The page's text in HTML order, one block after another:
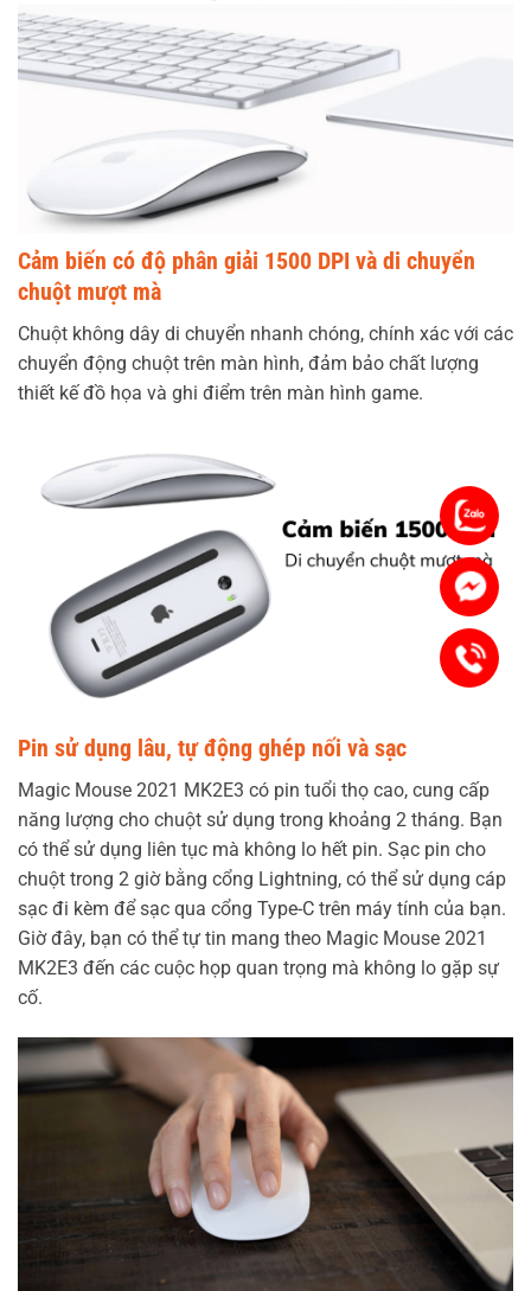
Cảm biến có độ phân giải 1500 DPI và di chuyển
chuột mượt mà
Chuột không dây di chuyển nhanh chóng, chính xác với các
chuyển động chuột trên màn hình, đảm bảo chất lượng
thiết kế đồ họa và ghi điểm trên màn hình game.
Pin sử dụng lâu, tự động ghép nối và sạc
Magic Mouse 2021 MK2E3 có pin tuổi thọ cao, cung cấp
năng lượng cho chuột sử dụng trong khoảng 2 tháng. Bạn
có thể sử dụng liên tục mà không lo hết pin. Sạc pin cho
chuột trong 2 giờ bằng cổng Lightning, có thể sử dụng cáp
sạc đi kèm để sạc qua cổng Type-C trên máy tính của bạn.
Giờ đây, bạn có thể tự tin mang theo Magic Mouse 2021
MK2E3 đến các cuộc họp quan trọng mà không lo gặp sự
cố.
Chat